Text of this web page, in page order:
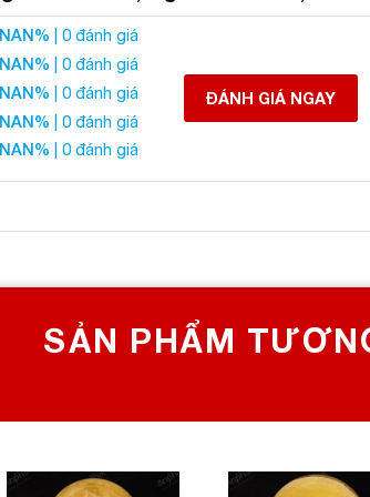
Thạch Anh Vàng 4A
liên hệ:
SỐ 1 VỀ ĐÁ PHONG THỦY
NAN% | 0 đánh giá
NAN% | 0 đánh giá
NAN% | 0 đánh giá
NAN% | 0 đánh giá
NAN% | 0 đánh giá
ĐÁNH GIÁ NGAY
SẢN PHẨM